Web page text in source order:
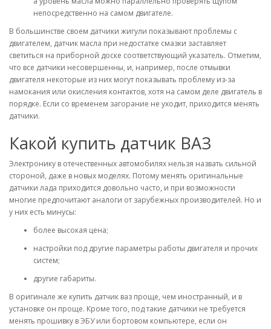
непосредственно на самом двигателе.
В большинстве своем датчики жигули показывают проблемы с
двигателем, датчик масла при недостатке смазки заставляет
светиться на приборной доске соответствующий указатель. Отметим,
что все датчики несовершенны, и, например, после отмывки
двигателя некоторые из них могут показывать проблему из-за
намокания или окисления контактов, хотя на самом деле двигатель в
порядке. Если со временем загорание не уходит, приходится менять
датчики.
Какой купить датчик ВАЗ
Электронику в отечественных автомобилях нельзя назвать сильной
стороной, даже в новых моделях. Потому менять оригинальные
датчики лада приходится довольно часто, и при возможности
многие предпочитают аналоги от зарубежных производителей. Но и
у них есть минусы:
более высокая цена;
настройки под другие параметры работы двигателя и прочих
систем;
другие габариты.
В оригинале же купить датчик ваз проще, чем иностранный, и в
установке он проще. Кроме того, под такие датчики не требуется
менять прошивку в ЭБУ или бортовом компьютере, если он